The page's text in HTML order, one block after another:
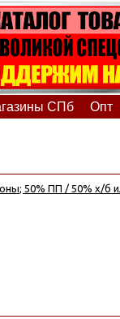
СПб Опт
50% ПП / 50% х/б